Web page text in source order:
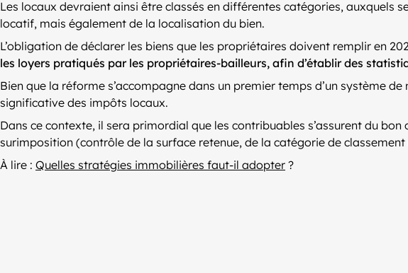
Les locaux devraient ainsi être classés en différentes catégories, auxquels
locatif, mais également de la localisation du bien.
L’obligation de déclarer les biens que les propriétaires doivent remplir en
les loyers pratiqués par les propriétaires-bailleurs, afin d’établir des
Bien que la réforme s’accompagne dans un premier temps d’un système
significative des impôts locaux.
Dans ce contexte, il sera primordial que les contribuables s’assurent du
surimposition (contrôle de la surface retenue, de la catégorie de
À lire : Quelles stratégies immobilières faut-il adopter ?